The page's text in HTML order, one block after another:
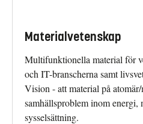
Materialvetenskap
Multifunktionella material för
och IT-branscherna samt
Vision - att material på
samhällsproblem inom energi,
sysselsättning.